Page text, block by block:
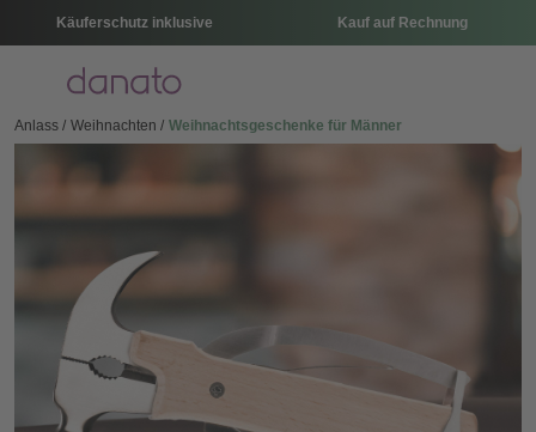
Käuferschutz inklusive Kauf auf Rechnung
Menü
Anlass Weihnachten Weihnachtsgeschenke für Männer